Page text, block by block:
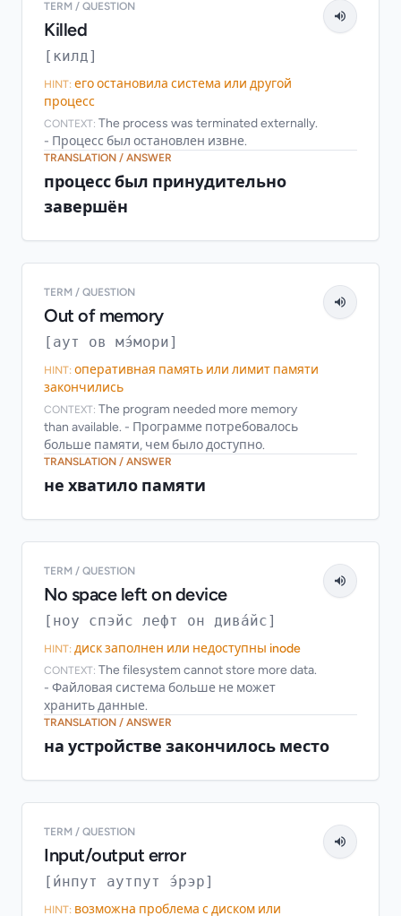
TERM / QUESTION
Killed
[килд]
HINT: его остановила система или другой
процесс
CONTEXT: The process was terminated externally.
- Процесс был остановлен извне.
TRANSLATION / ANSWER
процесс был принудительно
завершён
TERM / QUESTION
Out of memory
[аут ов мэ́мори]
HINT: оперативная память или лимит памяти
закончились
CONTEXT: The program needed more memory
than available. - Программе потребовалось
больше памяти, чем было доступно.
TRANSLATION / ANSWER
не хватило памяти
TERM / QUESTION
No space left on device
[ноу спэйс лефт он дива́йс]
HINT: диск заполнен или недоступны inode
CONTEXT: The filesystem cannot store more data.
- Файловая система больше не может
хранить данные.
TRANSLATION / ANSWER
на устройстве закончилось место
TERM / QUESTION
Input/output error
[и́нпут аутпут э́рэр]
HINT: возможна проблема с диском или